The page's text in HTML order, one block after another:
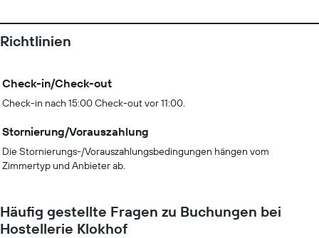
Richtlinien
Check-in/Check-out
Check-in nach 15:00 Check-out vor 11:00.
Stornierung/Vorauszahlung
Die Stornierungs-/Vorauszahlungsbedingungen hängen vom
Zimmertyp und Anbieter ab.
Häufig gestellte Fragen zu Buchungen bei
Hostellerie Klokhof